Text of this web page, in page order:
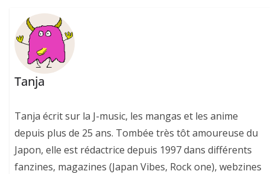
Tanja
Tanja écrit sur la J-music, les mangas et les anime
depuis plus de 25 ans. Tombée très tôt amoureuse du
Japon, elle est rédactrice depuis 1997 dans différents
fanzines, magazines (Japan Vibes, Rock one), webzines